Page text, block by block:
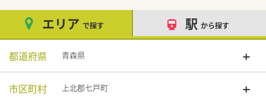
エリア で探す 駅 から探す
都道府県 青森県
市区町村 上北郡七戸町